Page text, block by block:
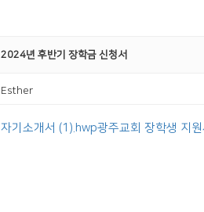
2024년 후반기 장학금 신청서
Esther
자기소개서 (1).hwp광주교회 장학생 지